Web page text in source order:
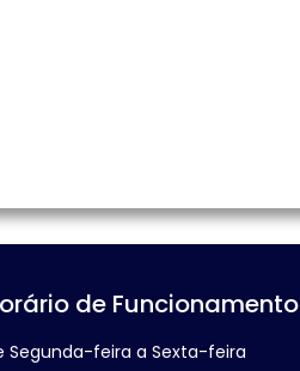
de Funcionamento
Segunda-feira a Sexta-feira